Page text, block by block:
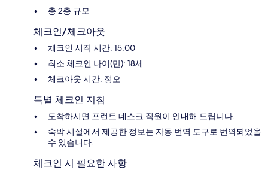
총 2층 규모
체크인/체크아웃
체크인 시작 시간: 15:00
최소 체크인 나이(만): 18세
체크아웃 시간: 정오
특별 체크인 지침
도착하시면 프런트 데스크 직원이 안내해 드립니다.
숙박 시설에서 제공한 정보는 자동 번역 도구로 번역되었을
수 있습니다.
체크인 시 필요한 사항